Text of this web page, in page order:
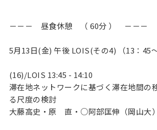
－－－ 昼食休憩 （ 60分 ） －－－
5月13日(金) 午後 LOIS(その4) （13：45
(16)/LOIS 13:45 - 14:10
滞在地ネットワークに基づく滞在地間の
る尺度の検討
大藤高史・原 直・○阿部匡伸（岡山大）